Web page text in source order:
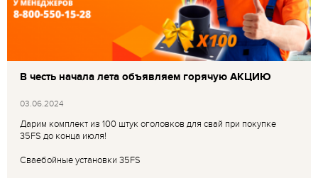
В честь начала лета объявляем горячую АКЦИЮ
03.06.2024
Дарим комплект из 100 штук оголовков для свай при покупке
35FS до конца июля!
Сваебойные установки 35FS